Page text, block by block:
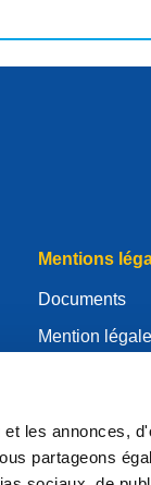
les annonces,
partageons
Mentions
Documents
Mention légale
Politique